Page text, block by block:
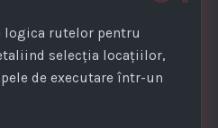
logica rutelor pentru
selecția locațiilor,
de executare într-un